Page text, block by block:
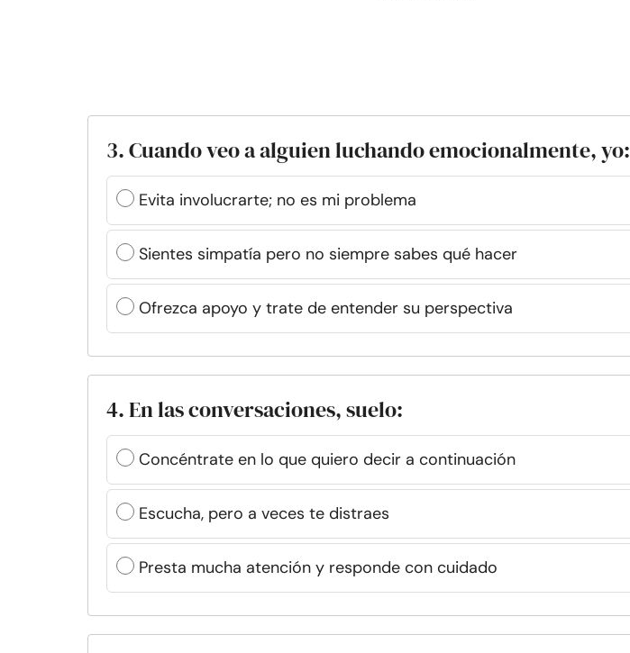
3. Cuando veo a alguien luchando emocionalmente, yo:
Evita involucrarte; no es mi problema
Sientes simpatía pero no siempre sabes qué hacer
Ofrezca apoyo y trate de entender su perspectiva
4. En las conversaciones, suelo:
Concéntrate en lo que quiero decir a continuación
Escucha, pero a veces te distraes
Presta mucha atención y responde con cuidado